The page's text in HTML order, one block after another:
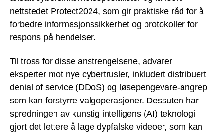
nettstedet Protect2024, som gir praktiske råd for å
forbedre informasjonssikkerhet og protokoller for
respons på hendelser.
Til tross for disse anstrengelsene, advarer
eksperter mot nye cybertrusler, inkludert distribuert
denial of service (DDoS) og løsepengevare-angrep
som kan forstyrre valgoperasjoner. Dessuten har
spredningen av kunstig intelligens (AI) teknologi
gjort det lettere å lage dypfalske videoer, som kan